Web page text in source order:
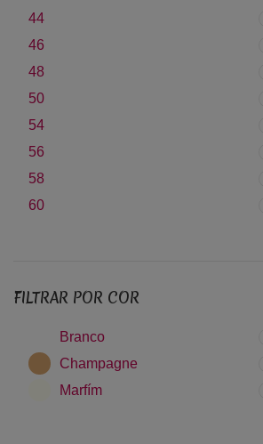
44
46
48
50
54
56
58
60
FILTRAR POR COR
Branco
Champagne
Marfím